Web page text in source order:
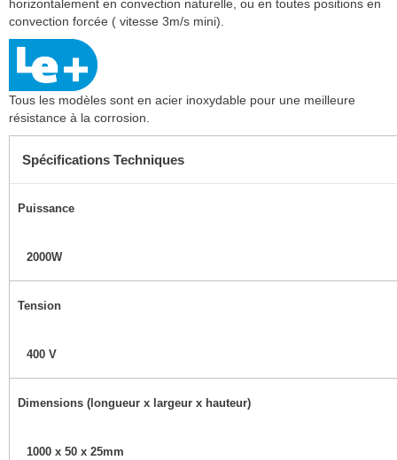
horizontalement en convection naturelle, ou en toutes positions en
convection forcée ( vitesse 3m/s mini).
Tous les modèles sont en acier inoxydable pour une meilleure
résistance à la corrosion.
Spécifications Techniques
Puissance
2000W
Tension
400 V
Dimensions (longueur x largeur x hauteur)
1000 x 50 x 25mm